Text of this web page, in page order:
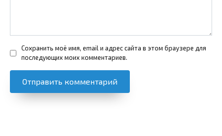
Сохранить моё имя, email и адрес сайта в этом браузере для
последующих моих комментариев.